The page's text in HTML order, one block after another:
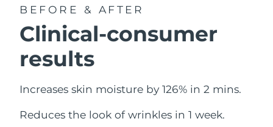
BEFORE & AFTER
Clinical-consumer
results
Increases skin moisture by 126% in 2 mins.
Reduces the look of wrinkles in 1 week.
Liban
Oczekiwany czas dostawy
Luksemburg
8/9/26
SRA Makau (Chiny)
Oczekiwany czas dostawy